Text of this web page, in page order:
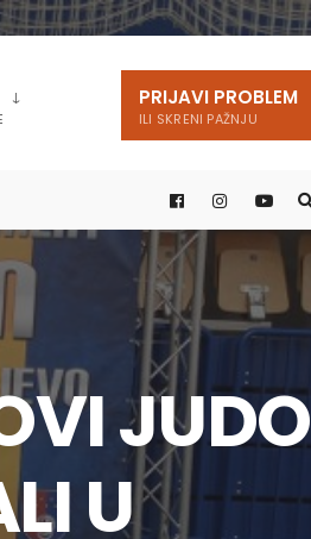
PRIJAVI PROBLEM
ILI SKRENI PAŽNJU
JUDO
U